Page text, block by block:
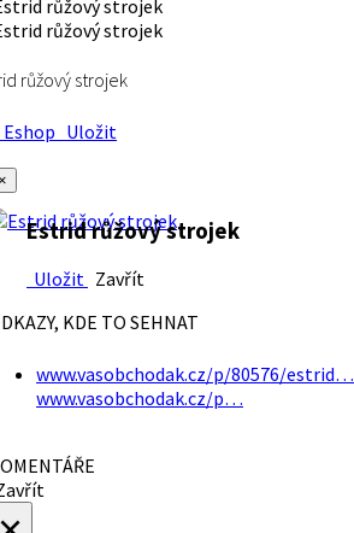
růžový strojek
Uložit
Estrid růžový strojek
Uložit Zavřít
KDE TO SEHNAT
www.vasobchodak.cz/p/80576/estrid…
www.vasobchodak.cz/p…